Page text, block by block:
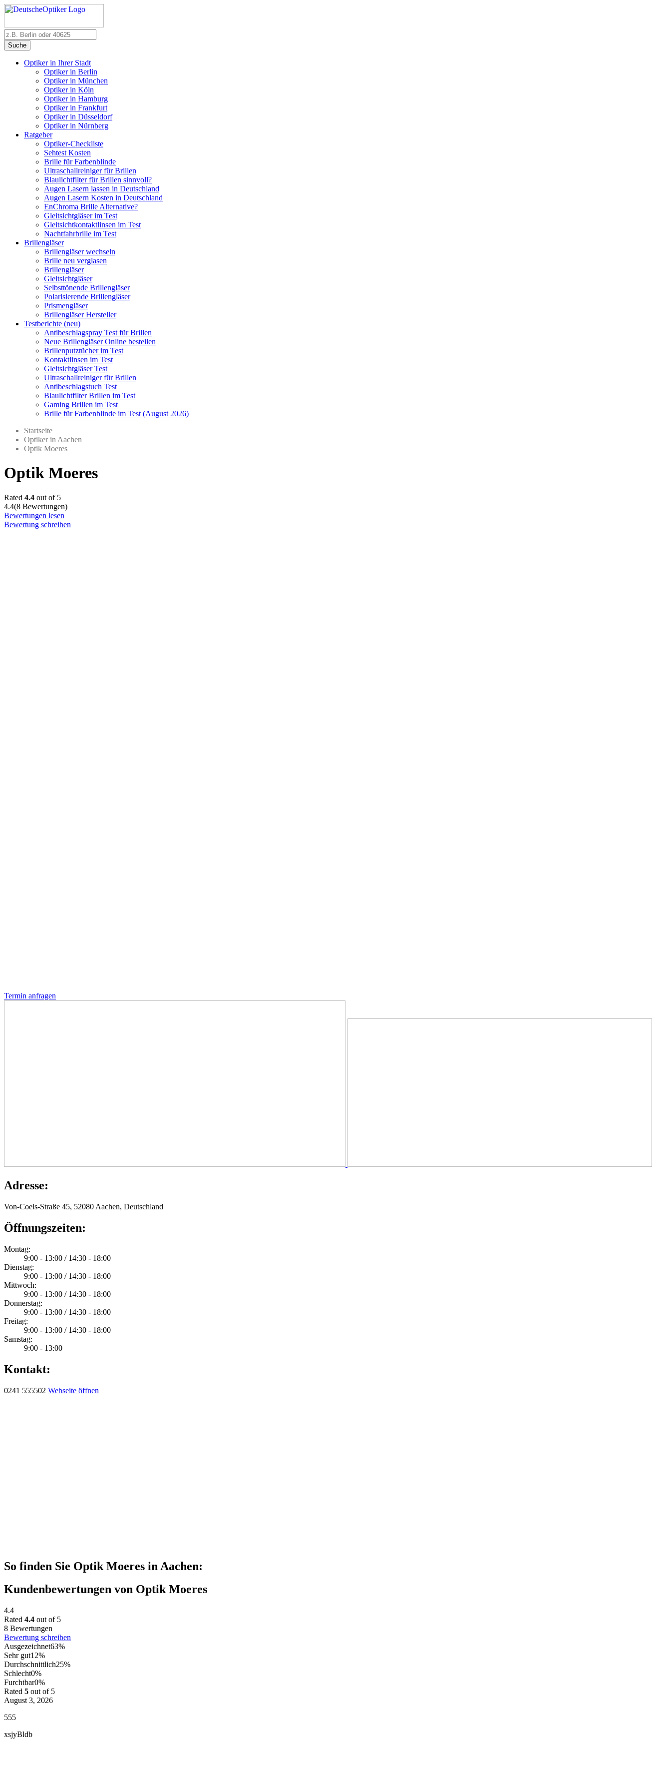
Suche
Optiker in Ihrer Stadt
Optiker in Berlin
Optiker in München
Optiker in Köln
Optiker in Hamburg
Optiker in Frankfurt
Optiker in Düsseldorf
Optiker in Nürnberg
Ratgeber
Optiker-Checkliste
Sehtest Kosten
Brille für Farbenblinde
Ultraschallreiniger für Brillen
Blaulichtfilter für Brillen sinnvoll?
Augen Lasern lassen in Deutschland
Augen Lasern Kosten in Deutschland
EnChroma Brille Alternative?
Gleitsichtgläser im Test
Gleitsichtkontaktlinsen im Test
Nachtfahrbrille im Test
Brillengläser
Brillengläser wechseln
Brille neu verglasen
Brillengläser
Gleitsichtgläser
Selbsttönende Brillengläser
Polarisierende Brillengläser
Prismengläser
Brillengläser Hersteller
Testberichte (neu)
Antibeschlagspray Test für Brillen
Neue Brillengläser Online bestellen
Brillenputztücher im Test
Kontaktlinsen im Test
Gleitsichtgläser Test
Ultraschallreiniger für Brillen
Antibeschlagstuch Test
Blaulichtfilter Brillen im Test
Gaming Brillen im Test
Brille für Farbenblinde im Test (August 2026)
Startseite
Optiker in Aachen
Optik Moeres
Optik Moeres
Rated 4.4 out of 5
4.4(8 Bewertungen)
Bewertungen lesen
Bewertung schreiben
Termin anfragen
Adresse:
Von-Coels-Straße 45, 52080 Aachen, Deutschland
Öffnungszeiten:
Montag:
9:00 - 13:00 / 14:30 - 18:00
Dienstag:
9:00 - 13:00 / 14:30 - 18:00
Mittwoch:
9:00 - 13:00 / 14:30 - 18:00
Donnerstag:
9:00 - 13:00 / 14:30 - 18:00
Freitag:
9:00 - 13:00 / 14:30 - 18:00
Samstag:
9:00 - 13:00
Kontakt:
0241 555502 Webseite öffnen
So finden Sie Optik Moeres in Aachen:
Kundenbewertungen von Optik Moeres
4.4
Rated 4.4 out of 5
8 Bewertungen
Bewertung schreiben
Ausgezeichnet63%
Sehr gut12%
Durchschnittlich25%
Schlecht0%
Furchtbar0%
Rated 5 out of 5
August 3, 2026
555
xsjyBldb